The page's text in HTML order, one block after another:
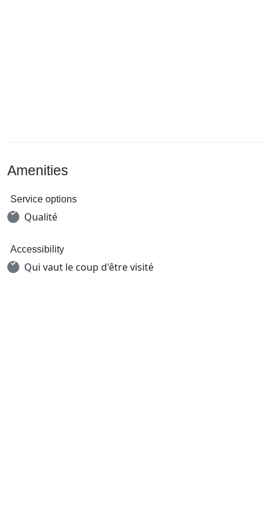
Amenities
Service options
Qualité
Accessibility
Qui vaut le coup d'être visité